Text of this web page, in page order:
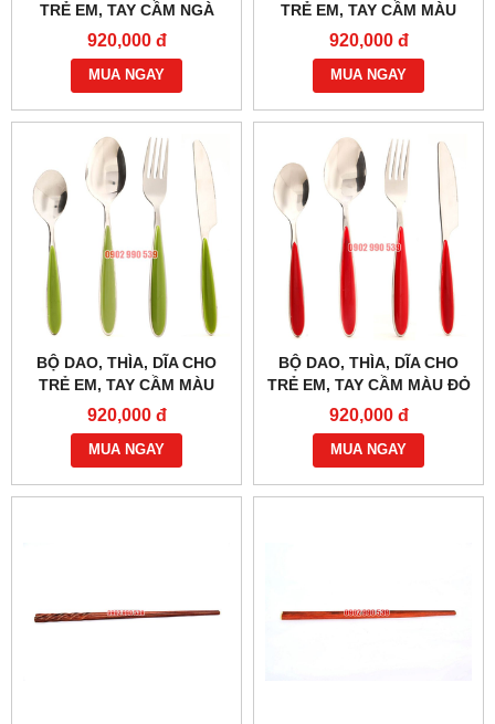
TRẺ EM, TAY CẦM NGÀ
920,000 đ
MUA NGAY
TRẺ EM, TAY CẦM MÀU
XANH DƯƠNG
920,000 đ
MUA NGAY
BỘ DAO, THÌA, DĨA CHO
TRẺ EM, TAY CẦM MÀU
XANH LÁ
920,000 đ
MUA NGAY
BỘ DAO, THÌA, DĨA CHO
TRẺ EM, TAY CẦM MÀU ĐỎ
920,000 đ
MUA NGAY